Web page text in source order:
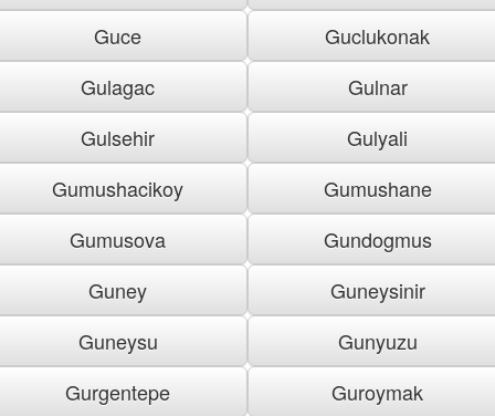
Guce
Guclukonak
Gulagac
Gulnar
Gulsehir
Gulyali
Gumushacikoy
Gumushane
Gumusova
Gundogmus
Guney
Guneysinir
Guneysu
Gunyuzu
Gurgentepe
Guroymak